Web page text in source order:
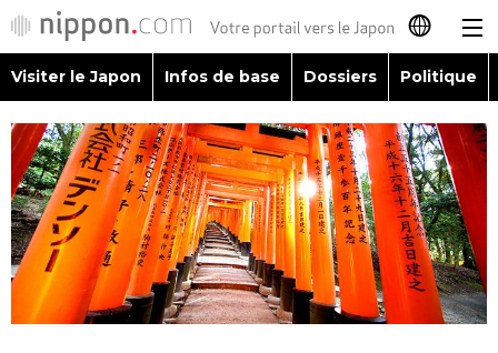
日本語
English
简体字
繁體字
Español
Visiter le Japon
Infos de base
Visiter le Japon Infos de base Dossiers Politique